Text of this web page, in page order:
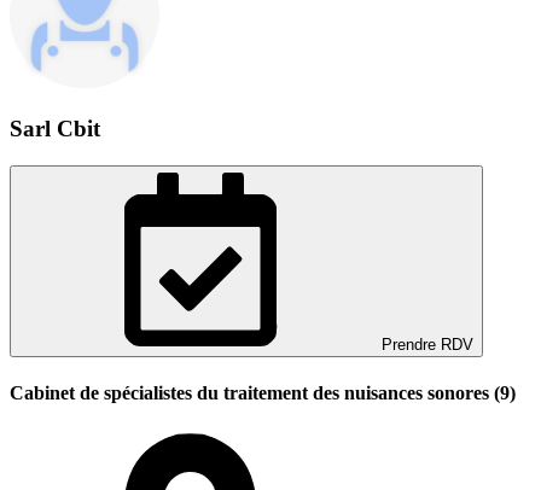
Sarl Cbit
Prendre RDV
Cabinet de spécialistes du traitement des nuisances sonores (9)